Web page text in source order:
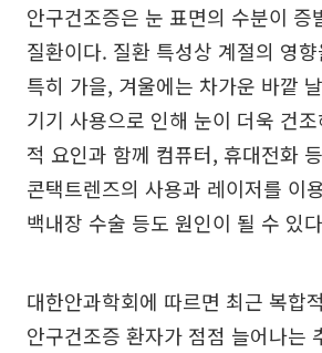
안구건조증은 눈 표면의 수분이 증
질환이다. 질환 특성상 계절의 영
특히 가을, 겨울에는 차가운 바깥
기기 사용으로 인해 눈이 더욱 건
적 요인과 함께 컴퓨터, 휴대전화
콘택트렌즈의 사용과 레이저를 이
백내장 수술 등도 원인이 될 수 있
대한안과학회에 따르면 최근 복합
안구건조증 환자가 점점 늘어나는